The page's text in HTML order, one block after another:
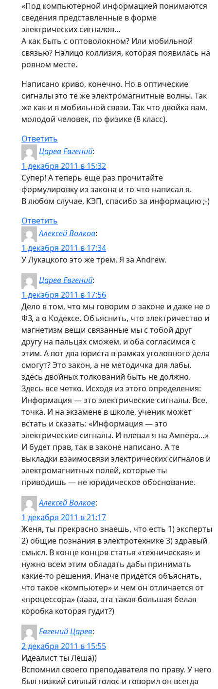
«Под компьютерной информацией понимаются
сведения представленные в форме
электрических сигналов…
А как быть с оптоволокном? Или мобильной
связью? Налицо коллизия, которая появилась на
ровном месте.
Написано криво, конечно. Но в оптические
сигналы это те же электромагнитные волны. Так
же как и в мобильной связи. Так что двойка вам,
молодой человек, по физике (8 класс).
Ответить
Царев Евгений:
1 декабря 2011 в 15:32
Супер! А теперь еще раз прочитайте
формулировку из закона и то что написал я.
В любом случае, КЭП, спасибо за информацию ;-)
Ответить
Алексей Волков:
1 декабря 2011 в 17:34
У Лукацкого это же трем. Я за Andrew.
Царев Евгений:
1 декабря 2011 в 17:56
Дело в том, что мы говорим о законе и даже не о
ФЗ, а о Кодексе. Объяснить, что электричество и
магнетизм вещи связанные мы с тобой друг
другу на пальцах сможем, и оба согласимся с
этим. А вот два юриста в рамках уголовного дела
смогут? Это закон, а не методичка для лабы,
здесь двойных толкований быть не должно.
Здесь все четко. Исходя из этого определения:
Информация — это электрические сигналы. Все,
точка. И на экзамене в школе, ученик может
встать и сказать: «Информация — это
электрические сигналы. И плевал я на Ампера…»
И будет прав, так в законе написано. А те
выкладки взаимосвязи электрических сигналов и
электромагнитных полей, которые ты
приводишь — не юридическое обоснование.
Алексей Волков:
1 декабря 2011 в 21:17
Женя, ты прекрасно знаешь, что есть 1) эксперты
2) общие познания в электротехнике 3) здравый
смысл. В конце концов статья «техническая» и
нужно всем этим обладать дабы принимать
какие-то решения. Иначе придется объяснять,
что такое «компьютер» и чем он отличается от
«процессора» (аааа, эта такая большая белая
коробка которая гудит?)
Евгений Царев:
2 декабря 2011 в 15:55
Идеалист ты Леша))
Вспомнил своего преподавателя по праву. У него
был низкий сиплый голос и говорил он всегда